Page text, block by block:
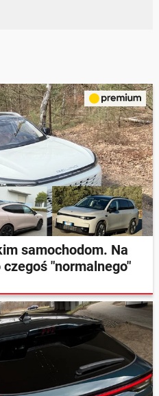
samochodom. Na
"normalnego"